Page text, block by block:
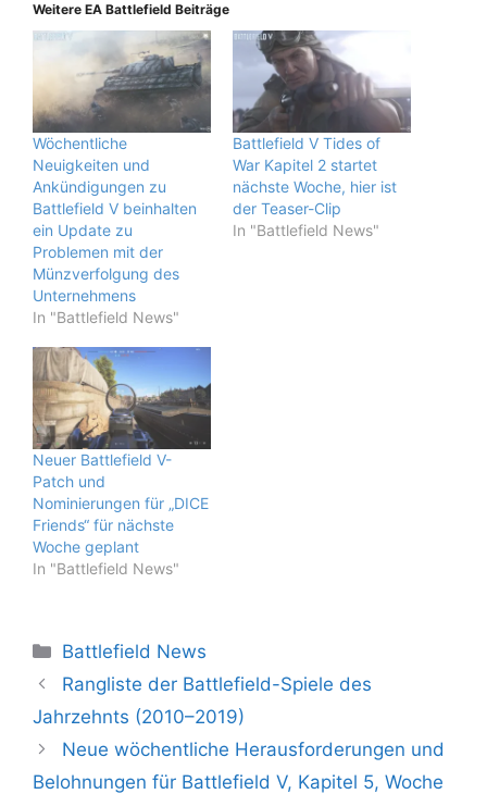
Weitere EA Battlefield Beiträge
Wöchentliche
Neuigkeiten und
Ankündigungen zu
Battlefield V beinhalten
ein Update zu
Problemen mit der
Münzverfolgung des
Unternehmens
In "Battlefield News"
Battlefield V Tides of
War Kapitel 2 startet
nächste Woche, hier ist
der Teaser-Clip
In "Battlefield News"
Neuer Battlefield V-
Patch und
Nominierungen für „DICE
Friends“ für nächste
Woche geplant
In "Battlefield News"
Kategorien
Battlefield News
Rangliste der Battlefield-Spiele des
Jahrzehnts (2010–2019)
Neue wöchentliche Herausforderungen und
Belohnungen für Battlefield V, Kapitel 5, Woche